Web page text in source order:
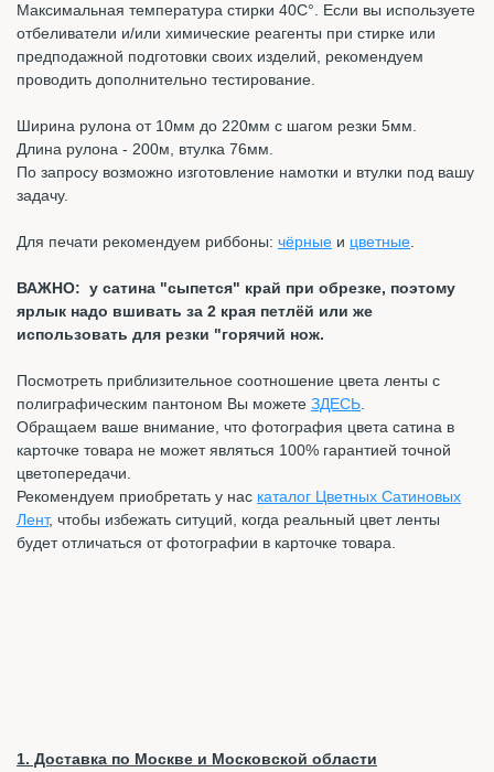
Максимальная температура стирки 40С°. Если вы используете
отбеливатели и/или химические реагенты при стирке или
предподажной подготовки своих изделий, рекомендуем
проводить дополнительно тестирование.
Ширина рулона от 10мм до 220мм с шагом резки 5мм.
Длина рулона - 200м, втулка 76мм.
По запросу возможно изготовление намотки и втулки под вашу
задачу.
Для печати рекомендуем риббоны: чёрные и цветные.
ВАЖНО: у сатина "сыпется" край при обрезке, поэтому
ярлык надо вшивать за 2 края петлёй или же
использовать для резки "горячий нож.
Посмотреть приблизительное соотношение цвета ленты с
полиграфическим пантоном Вы можете ЗДЕСЬ.
Обращаем ваше внимание, что фотография цвета сатина в
карточке товара не может являться 100% гарантией точной
цветопередачи.
Рекомендуем приобретать у нас каталог Цветных Сатиновых
Лент, чтобы избежать ситуций, когда реальный цвет ленты
будет отличаться от фотографии в карточке товара.
1. Доставка по Москве и Московской области